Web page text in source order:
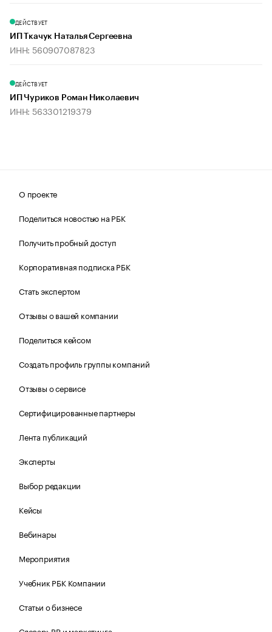
ДЕЙСТВУЕТ
ИП Ткачук Наталья Сергеевна
ИНН: 560907087823
ДЕЙСТВУЕТ
ИП Чуриков Роман Николаевич
ИНН: 563301219379
О проекте
Поделиться новостью на РБК
Получить пробный доступ
Корпоративная подписка РБК
Стать экспертом
Отзывы о вашей компании
Поделиться кейсом
Создать профиль группы компаний
Отзывы о сервисе
Сертифицированные партнеры
Лента публикаций
Эксперты
Выбор редакции
Кейсы
Вебинары
Мероприятия
Учебник РБК Компании
Статьи о бизнесе